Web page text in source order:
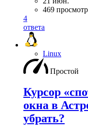
469
4
ответа
Linux
Простой
Курсор
окна в
убрать?